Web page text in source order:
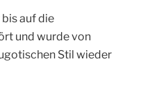
auf die
und wurde von
Stil wieder